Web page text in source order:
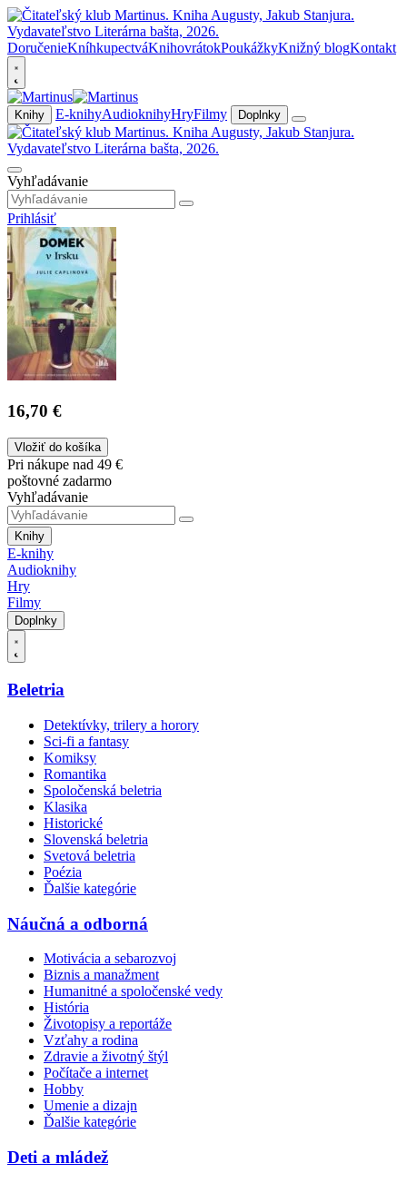
DoručenieKníhkupectváKnihovrátokPoukážkyKnižný blogKontakt
Knihy E-knihyAudioknihyHryFilmy Doplnky
Vyhľadávanie
Prihlásiť
16,70 €
Vložiť do košíka
Pri nákupe nad 49 €
poštovné zadarmo
Vyhľadávanie
Knihy
E-knihy
Audioknihy
Hry
Filmy
Doplnky
Beletria
Detektívky, trilery a horory
Sci-fi a fantasy
Komiksy
Romantika
Spoločenská beletria
Klasika
Historické
Slovenská beletria
Svetová beletria
Poézia
Ďalšie kategórie
Náučná a odborná
Motivácia a sebarozvoj
Biznis a manažment
Humanitné a spoločenské vedy
História
Životopisy a reportáže
Vzťahy a rodina
Zdravie a životný štýl
Počítače a internet
Hobby
Umenie a dizajn
Ďalšie kategórie
Deti a mládež